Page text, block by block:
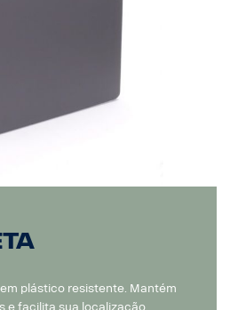
plástico resistente. Mantém
e facilita sua localização.